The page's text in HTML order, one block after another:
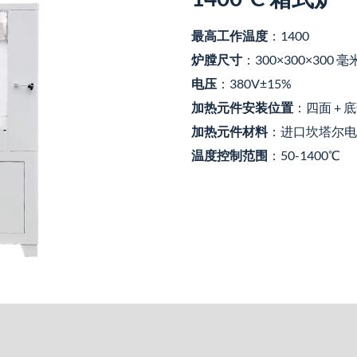
最高工作温度 ：1400
炉膛尺寸 ：300×300×300 毫
电压 ：380V±15%
加热元件安装位置 ：四面 +
加热元件材料：进口坎塔尔
温度控制范围 ：50-1400℃